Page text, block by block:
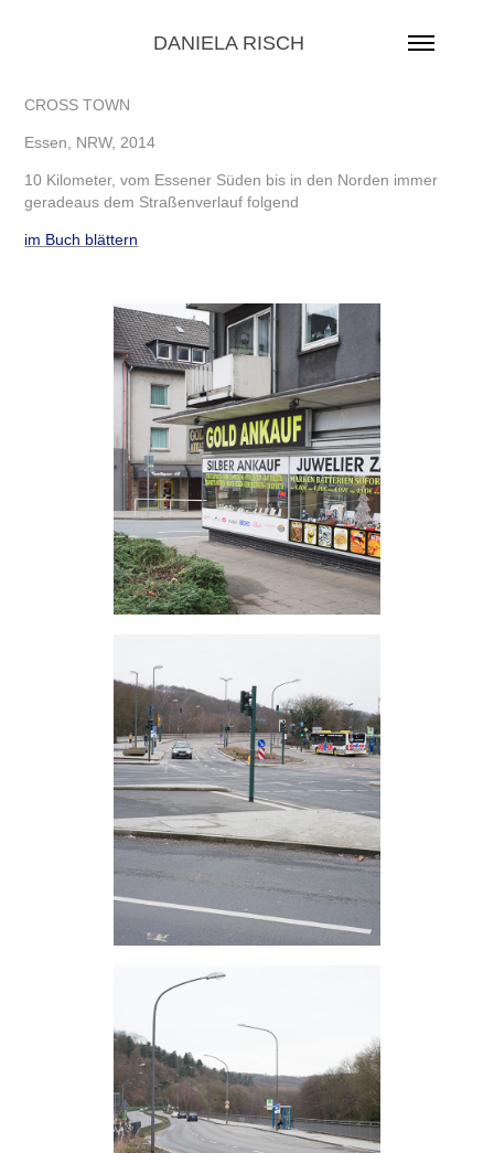
DANIELA RISCH
CROSS TOWN
Essen, NRW, 2014
10 Kilometer, vom Essener Süden bis in den Norden immer
geradeaus dem Straßenverlauf folgend
im Buch blättern